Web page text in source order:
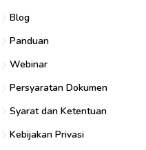
Blog
Panduan
Webinar
Persyaratan Dokumen
Syarat dan Ketentuan
Kebijakan Privasi